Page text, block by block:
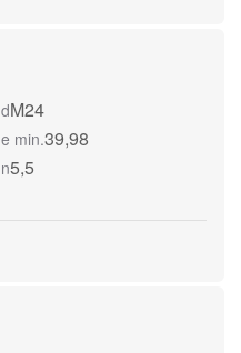
dM24
e min.39,98
n5,5